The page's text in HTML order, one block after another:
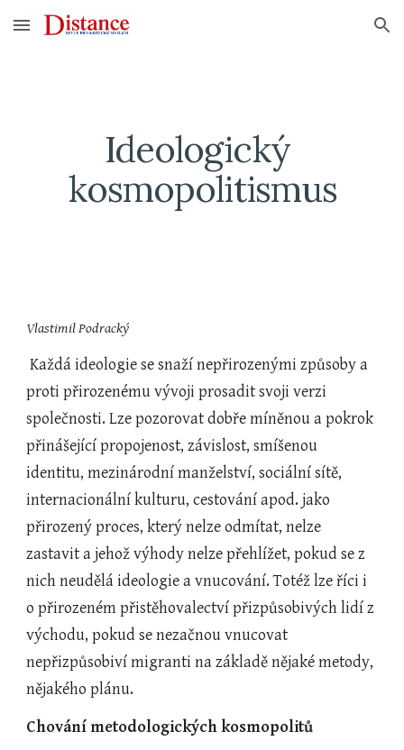
Skip to main content Skip to navigation
Ideologický
kosmopolitismus
Vlastimil Podracký
Každá ideologie se snaží nepřirozenými způsoby a
proti přirozenému vývoji prosadit svoji verzi
společnosti. Lze pozorovat dobře míněnou a pokrok
přinášející propojenost, závislost, smíšenou
identitu, mezinárodní manželství, sociální sítě,
internacionální kulturu, cestování apod. jako
přirozený proces, který nelze odmítat, nelze
zastavit a jehož výhody nelze přehlížet, pokud se z
nich neudělá ideologie a vnucování. Totéž lze říci i
o přirozeném přistěhovalectví přizpůsobivých lidí z
východu, pokud se nezačnou vnucovat
nepřizpůsobiví migranti na základě nějaké metody,
nějakého plánu.
Chování metodologických kosmopolitů